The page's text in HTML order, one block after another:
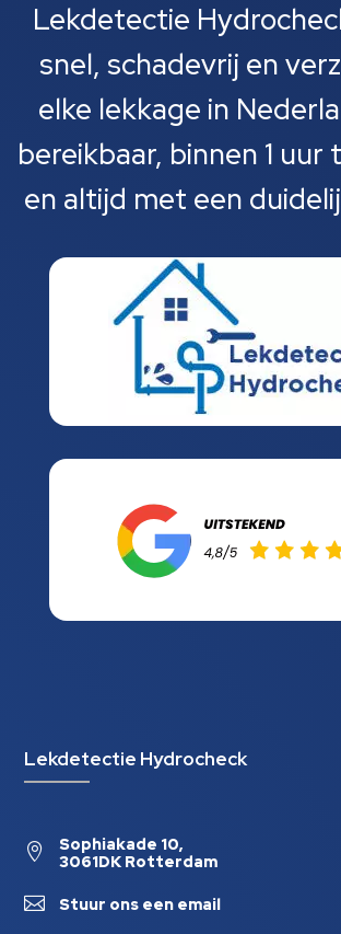
Lekdetectie
snel, schadevrij en
elke lekkage in
bereikbaar, binnen 1 uur
en altijd met een
Lekdetectie Hydrocheck

Sophiakade 10,
3061DK Rotterdam
 Stuur ons een email